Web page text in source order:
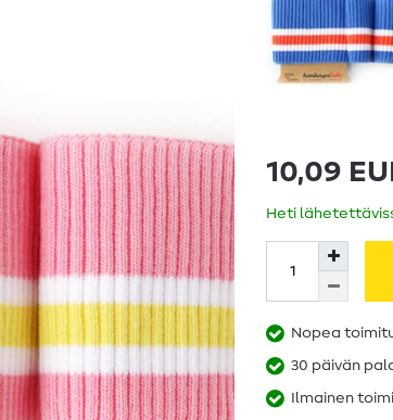
10,09
Heti
Nopea
30 päivän
Ilmainen